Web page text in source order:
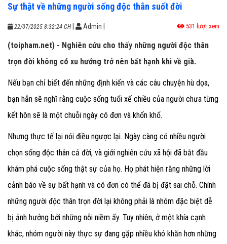
Sự thật về những người sống độc thân suốt đời
22/07/2025 8:32:24 CH Admin 531 lượt xem
(toipham.net) - Nghiên cứu cho thấy những người độc thân
trọn đời không có xu hướng trở nên bất hạnh khi về già.
Nếu bạn chỉ biết đến những định kiến và các câu chuyện hù dọa,
bạn hẳn sẽ nghĩ rằng cuộc sống tuổi xế chiều của người chưa từng
kết hôn sẽ là một chuỗi ngày cô đơn và khốn khổ.
Nhưng thực tế lại nói điều ngược lại. Ngày càng có nhiều người
chọn sống độc thân cả đời, và giới nghiên cứu xã hội đã bắt đầu
khám phá cuộc sống thật sự của họ. Họ phát hiện rằng những lời
cảnh báo về sự bất hạnh và cô đơn có thể đã bị đặt sai chỗ. Chính
những người độc thân trọn đời lại không phải là nhóm đặc biệt dễ
bị ảnh hưởng bởi những nỗi niềm ấy. Tuy nhiên, ở một khía cạnh
khác, nhóm người này thực sự đang gặp nhiều khó khăn hơn những